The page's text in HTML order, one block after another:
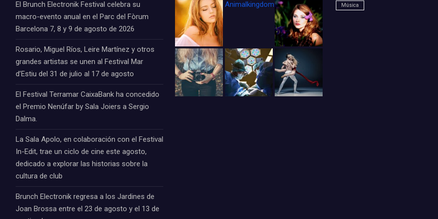
El Brunch Electronik Festival celebra su
macro-evento anual en el Parc del Fòrum
Barcelona 7, 8 y 9 de agosto de 2026
Rosario, Miguel Ríos, Leire Martínez y otros
grandes artistas se unen al Festival Mar
d’Estiu del 31 de julio al 17 de agosto
El Festival Terramar CaixaBank ha concedido
el Premio Nenúfar by Sala Joiers a Sergio
Dalma.
La Sala Apolo, en colaboración con el Festival
In-Edit, trae un ciclo de cine este agosto,
dedicado a explorar las historias sobre la
cultura de club
Brunch Electronik regresa a los Jardines de
Joan Brossa entre el 23 de agosto y el 13 de
Animalkingdom_FichaCine Música